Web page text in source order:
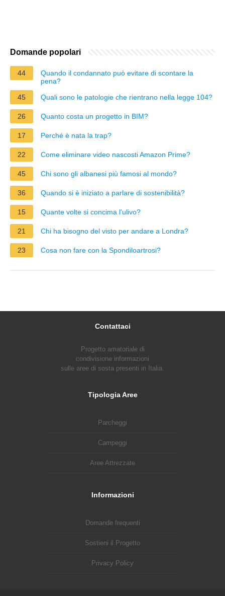
Domande popolari
44
Quando il condannato può evitare di scontare la
pena?
45
Quali sono le patologie che rientrano nella legge 104?
26 Quanto costa un progetto in BIM?
17 Perché è nata la trap?
22 Come eliminare video nascosti Amazon Prime?
45 Chi sono gli albanesi più famosi al mondo?
36 Quando si è iniziato a parlare di sostenibilità?
15 Quante volte si concima l'ulivo?
21 Chi ha bisogno del visto per andare a Londra?
23 Cosa non fare con la Spondiloartrosi?
Contattaci
Progetto amatoriale di
condivisione informazioni
sulle aree di sosta presenti in Italia.
Tipologia Aree
Parcheggi
Campeggi
Aree Attrezzate
Informazioni
Domande frequenti
Sostieni il Progetto
Privacy Policy